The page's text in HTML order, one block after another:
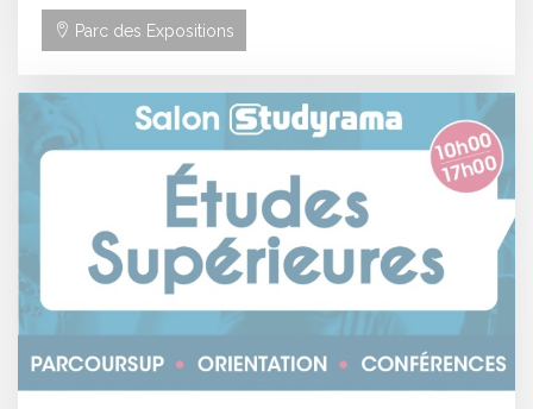
Parc des Expositions